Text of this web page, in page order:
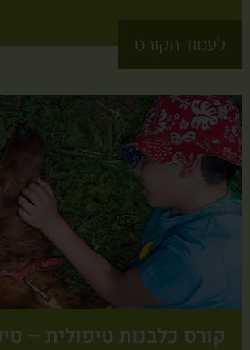
לעמוד הקורס
קורס כלבנות טיפולית –